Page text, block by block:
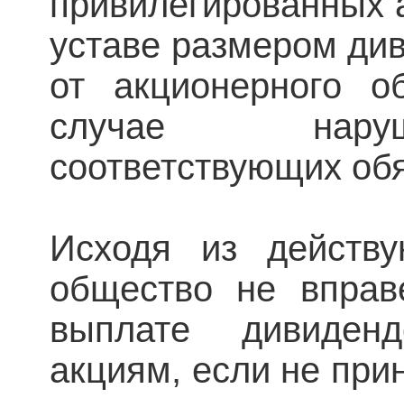
уставе размером
от акционерного
случае
соответствующих
Исходя из
общество не
выплате
акциям, если не